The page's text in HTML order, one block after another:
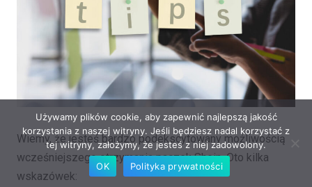
Wiemy, że jesteś bardzo podekscytowany możliwością
wcześniejszego otrzymania paczek Shein. Oto kilka
wskazówek:
Używamy plików cookie, aby zapewnić najlepszą jakość
korzystania z naszej witryny. Jeśli będziesz nadal korzystać z
tej witryny, założymy, że jesteś z niej zadowolony.
OK
Polityka prywatności